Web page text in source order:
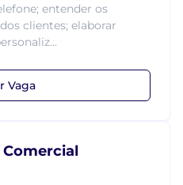
entender os
clientes; elaborar
Vaga